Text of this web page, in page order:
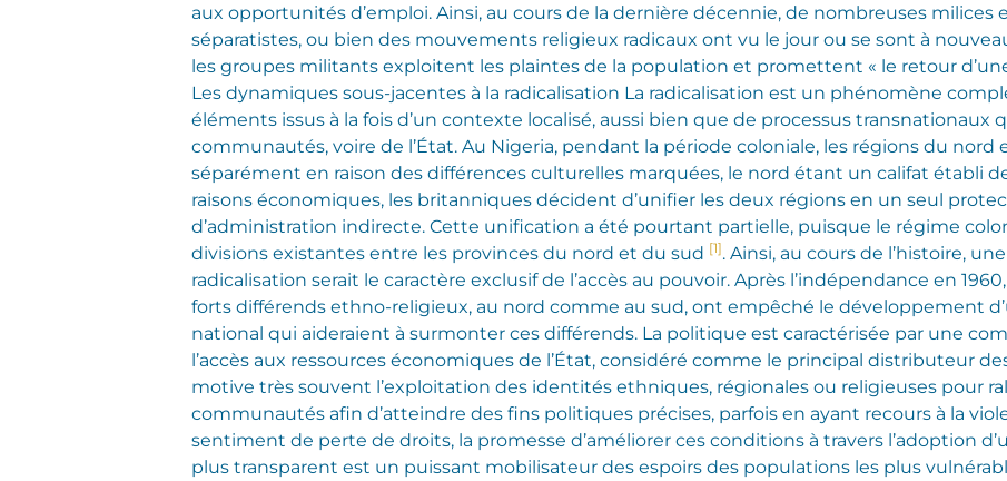
aux opportunités d’emploi. Ainsi, au cours de la dernière décennie, de nombreuses milices
séparatistes, ou bien des mouvements religieux radicaux ont vu le jour ou se sont à nouveau
les groupes militants exploitent les plaintes de la population et promettent « le retour
Les dynamiques sous-jacentes à la radicalisation La radicalisation est un phénomène
éléments issus à la fois d’un contexte localisé, aussi bien que de processus transnationaux
communautés, voire de l’État. Au Nigeria, pendant la période coloniale, les régions du
séparément en raison des différences culturelles marquées, le nord étant un califat établi
raisons économiques, les britanniques décident d’unifier les deux régions en un seul
d’administration indirecte. Cette unification a été pourtant partielle, puisque le régime
divisions existantes entre les provinces du nord et du sud [1]. Ainsi, au cours de l’histoire,
radicalisation serait le caractère exclusif de l’accès au pouvoir. Après l’indépendance en
forts différends ethno-religieux, au nord comme au sud, ont empêché le développement
national qui aideraient à surmonter ces différends. La politique est caractérisée par une
l’accès aux ressources économiques de l’État, considéré comme le principal distributeur
motive très souvent l’exploitation des identités ethniques, régionales ou religieuses pour
communautés afin d’atteindre des fins politiques précises, parfois en ayant recours à la
sentiment de perte de droits, la promesse d’améliorer ces conditions à travers l’adoption
plus transparent est un puissant mobilisateur des espoirs des populations les plus